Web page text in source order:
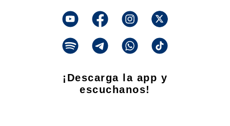
¡Descarga la app y
escuchanos!